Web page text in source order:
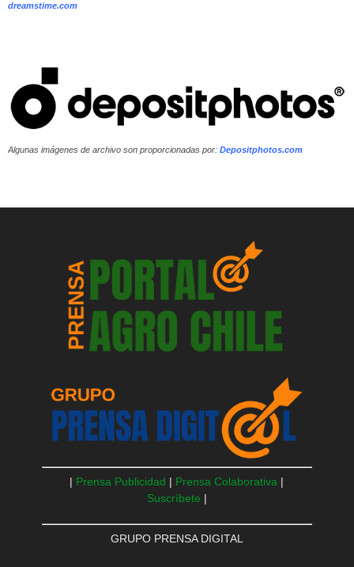
dreamstime.com
Algunas imágenes de archivo son proporcionadas por: Depositphotos.com
| Prensa Publicidad | Prensa Colaborativa |
Suscríbete |
GRUPO PRENSA DIGITAL